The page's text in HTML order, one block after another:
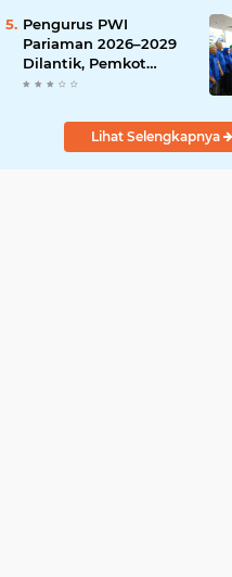
Pengurus PWI
Pariaman 2026–2029
Dilantik, Pemkot
Tekankan Sinergi dan
Lihat Selengkapnya